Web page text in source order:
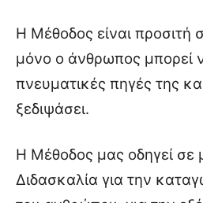
Η Μέθοδος είναι προσιτή
μόνο ο άνθρωπος μπορεί
πνευματικές πηγές της
ξεδιψάσει.
Η Μέθοδος μας οδηγεί σε
Διδασκαλία για την